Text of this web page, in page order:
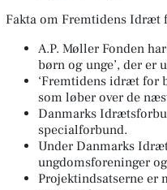
Fakta om Fremtidens Idræt
A.P. Møller Fonden
børn og unge’, der
‘Fremtidens idræt for
som løber over de
Danmarks
specialforbund.
Under Danmarks
ungdomsforeninger
Projektindsatserne er